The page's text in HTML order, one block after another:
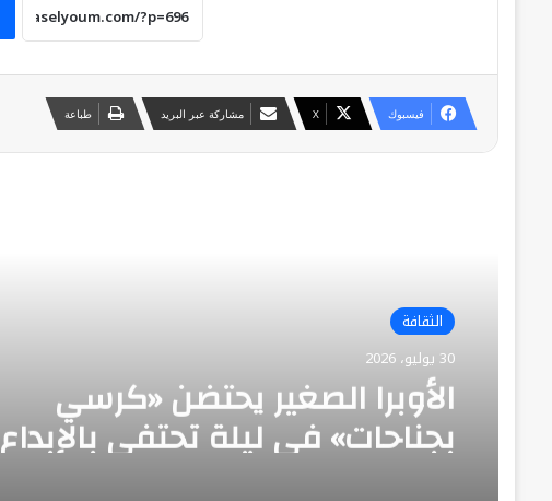
فيسبوك ‫X مشاركة عبر البريد طباعة
الثقافة
30 يوليو، 2026
الأوبرا الصغير يحتضن «كرسي
بجناحات» في ليلة تحتفي بالإبداع
والدمج ضمن المهرجان القومي